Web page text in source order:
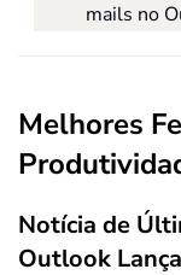
mails no
Melhores
Notícia de
Outlook